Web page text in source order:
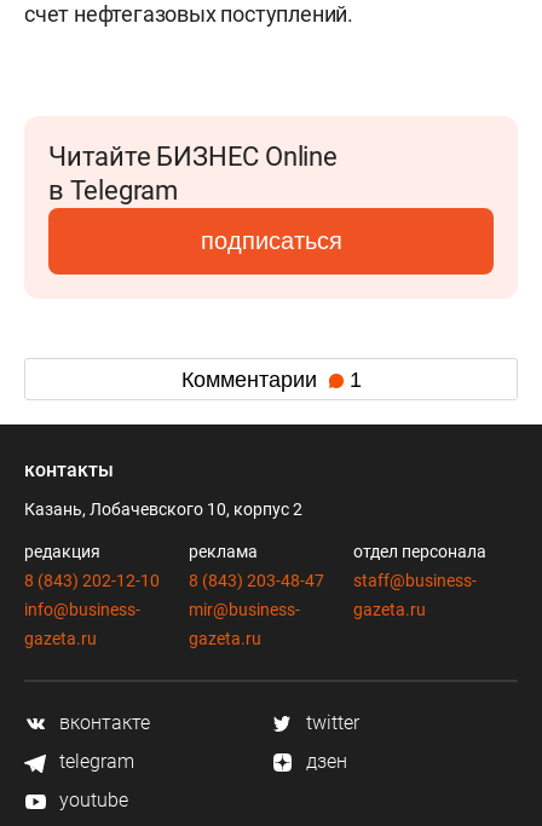
счет нефтегазовых поступлений.
Читайте БИЗНЕС Online
в Telegram
подписаться
Комментарии 1
контакты
Казань, Лобачевского 10, корпус 2
редакция
8 (843) 202-12-10
info@business-
gazeta.ru
реклама
8 (843) 203-48-47
mir@business-
gazeta.ru
отдел персонала
staff@business-
gazeta.ru
вконтакте
twitter
telegram
дзен
youtube